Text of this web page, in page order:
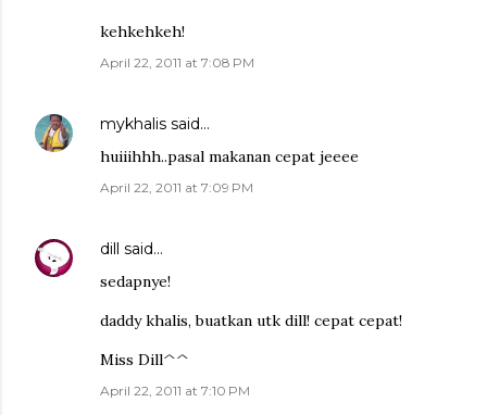
kehkehkeh!
April 22, 2011 at 7:08 PM
mykhalis said…
huiiihhh..pasal makanan cepat jeeee
April 22, 2011 at 7:09 PM
dill
said…
sedapnye!
daddy khalis, buatkan utk dill! cepat cepat!
Miss Dill^^
April 22, 2011 at 7:10 PM